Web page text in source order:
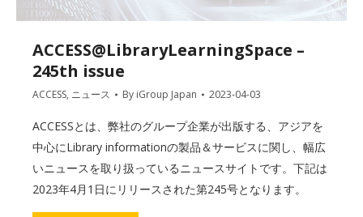
ACCESS@LibraryLearningSpace –
245th issue
ACCESS, ニュース By iGroup Japan 2023-04-03
ACCESSとは、弊社のグループ企業が出版する、アジアを
中心にLibrary informationの製品＆サービスに関し、幅広
いニュースを取り扱っているニュースサイトです。下記は
2023年4月1日にリリースされた第245号となります。